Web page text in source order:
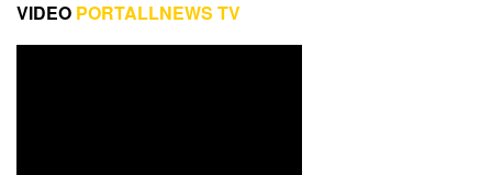
VIDEO PORTALLNEWS TV